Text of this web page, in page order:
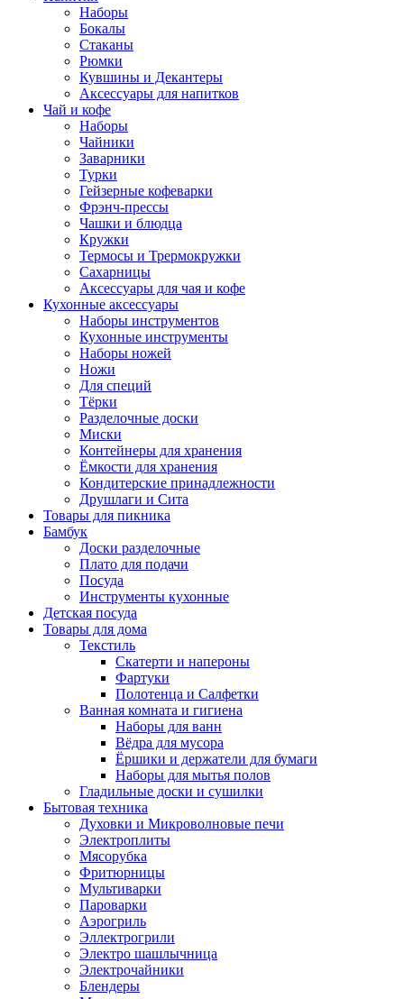
Наборы
Бокалы
Стаканы
Рюмки
Кувшины и Декантеры
Аксессуары для напитков
Чай и кофе
Наборы
Чайники
Заварники
Турки
Гейзерные кофеварки
Фрэнч-прессы
Чашки и блюдца
Кружки
Термосы и Трермокружки
Сахарницы
Аксессуары для чая и кофе
Кухонные аксессуары
Наборы инструментов
Кухонные инструменты
Наборы ножей
Ножи
Для специй
Тёрки
Разделочные доски
Миски
Контейнеры для хранения
Ёмкости для хранения
Кондитерские принадлежности
Друшлаги и Сита
Товары для пикника
Бамбук
Доски разделочные
Плато для подачи
Посуда
Инструменты кухонные
Детская посуда
Товары для дома
Текстиль
Скатерти и напероны
Фартуки
Полотенца и Салфетки
Ванная комната и гигиена
Наборы для ванн
Вёдра для мусора
Ёршики и держатели для бумаги
Наборы для мытья полов
Гладильные доски и сушилки
Бытовая техника
Духовки и Микроволновые печи
Электроплиты
Мясорубка
Фритюрницы
Мультиварки
Пароварки
Аэрогриль
Эллектрогрили
Электро шашлычница
Электрочайники
Блендеры